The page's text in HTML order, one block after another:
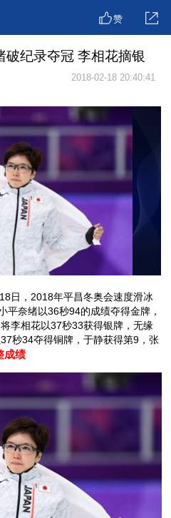
赞
纪录夺冠 李相花摘银
2018-02-18 20:40:41
，2018年平昌冬奥会速度滑冰
平奈绪以36秒94的成绩夺得金牌，
李相花以37秒33获得银牌，无缘
秒34夺得铜牌，于静获得第9，张
成绩